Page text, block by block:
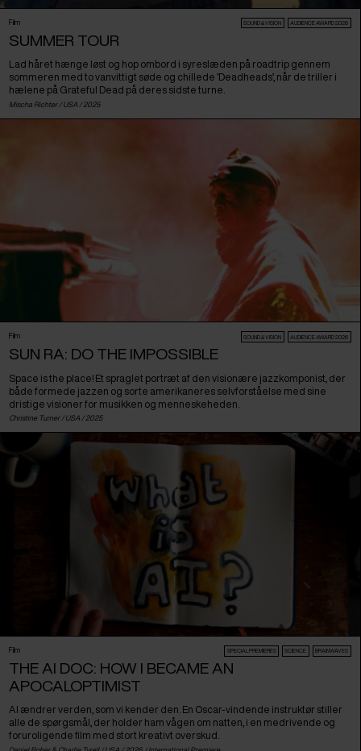
Film SOUND & VISION AUDIENCE AWARD 2026
SUMMER TOUR
Lad håret hænge løst og hop ombord i syreslæden på roadtrip gennem
sommeren med to vanvittigt søde og chillede ’Deadheads’, når de triller i
hælene på Grateful Dead på deres sidste turne.
Mischa Richter / USA / 2025
Film SOUND & VISION AUDIENCE AWARD 2026
SUN RA: DO THE IMPOSSIBLE
Space is the place! Et spraglet portræt af den visionære jazzkomponist, der
både formede jazzen og sorte amerikaneres selvforståelse med sine
dristige visioner for musikken og menneskeheden.
Christine Turner / USA / 2025
Film SPECIAL PREMIERES SCIENCE BRAINWAVES
THE AI DOC: HOW I BECAME AN
APOCALOPTIMIST
AI ændrer verden, som vi kender den. En Oscar-vindende instruktør stiller
alle de spørgsmål, der holder ham vågen om natten, i en medrivende og
foruroligende film med stort kreativt overskud.